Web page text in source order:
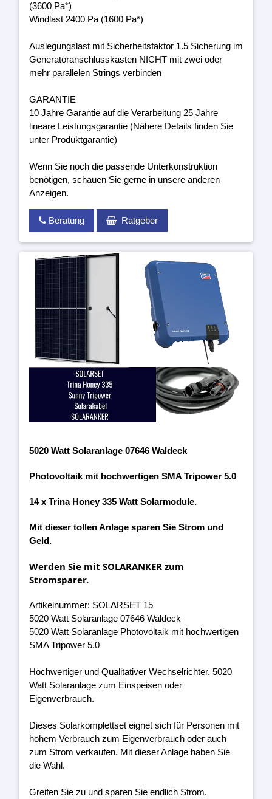
(3600 Pa*)
Windlast 2400 Pa (1600 Pa*)
Auslegungslast mit Sicherheitsfaktor 1.5 Sicherung im
Generatoranschlusskasten NICHT mit zwei oder
mehr parallelen Strings verbinden
GARANTIE
10 Jahre Garantie auf die Verarbeitung 25 Jahre
lineare Leistungsgarantie (Nähere Details finden Sie
unter Produktgarantie)
Wenn Sie noch die passende Unterkonstruktion
benötigen, schauen Sie gerne in unsere anderen
Anzeigen.
Beratung Ratgeber
5020 Watt Solaranlage 07646 Waldeck
Photovoltaik mit hochwertigen SMA Tripower 5.0
14 x Trina Honey 335 Watt Solarmodule.
Mit dieser tollen Anlage sparen Sie Strom und
Geld.
Werden Sie mit SOLARANKER zum
Stromsparer.
Artikelnummer: SOLARSET 15
5020 Watt Solaranlage 07646 Waldeck
5020 Watt Solaranlage Photovoltaik mit hochwertigen
SMA Tripower 5.0
Hochwertiger und Qualitativer Wechselrichter. 5020
Watt Solaranlage zum Einspeisen oder
Eigenverbrauch.
Dieses Solarkomplettset eignet sich für Personen mit
hohem Verbrauch zum Eigenverbrauch oder auch
zum Strom verkaufen. Mit dieser Anlage haben Sie
die Wahl.
Greifen Sie zu und sparen Sie endlich Strom.